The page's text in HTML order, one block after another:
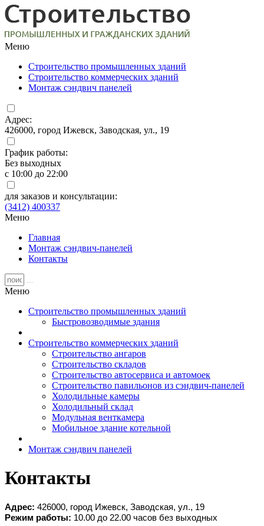
Меню
Строительство промышленных зданий
Строительство коммерческих зданий
Монтаж сэндвич панелей
Адрес:
426000, город Ижевск, Заводская, ул., 19
График работы:
Без выходных
с 10:00 до 22:00
для заказов и консультации:
(3412) 400337
Меню
Главная
Монтаж сэндвич-панелей
Контакты
Меню
Строительство промышленных зданий
Быстровозводимые здания
Строительство коммерческих зданий
Строительство ангаров
Строительство складов
Строительство автосервиса и автомоек
Строительство павильонов из сэндвич-панелей
Холодильные камеры
Холодильный склад
Модульная венткамера
Мобильное здание котельной
Монтаж сэндвич панелей
Контакты
Адрес: 426000, город Ижевск, Заводская, ул., 19
Режим работы: 10.00 до 22.00 часов без выходных